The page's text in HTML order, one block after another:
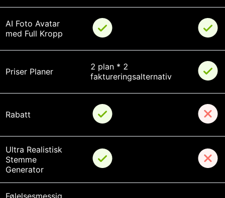
AI Foto Avatar
med Full Kropp
Priser Planer
2 plan * 2
faktureringsalternativ
Rabatt
Ultra Realistisk
Stemme
Generator